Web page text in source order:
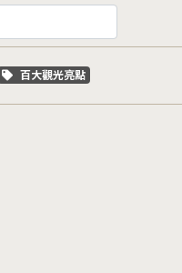
關鍵字標籤
百大觀光亮點